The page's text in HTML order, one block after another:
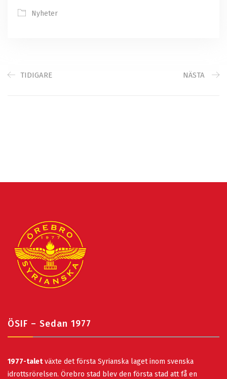
Nyheter
TIDIGARE NÄSTA
ÖSIF – Sedan 1977
1977-taletväxte det första Syrianska laget inom svenska
idrottsrörelsen. Örebro stad blev den första stad att få en